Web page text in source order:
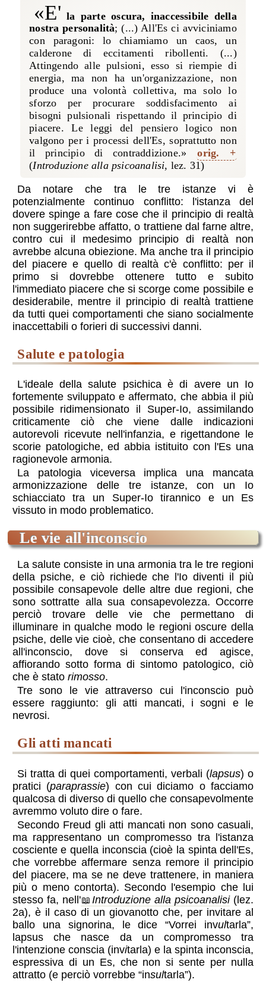
«E' la parte oscura, inaccessibile della
nostra personalità; (...) All'Es ci avviciniamo
con paragoni: lo chiamiamo un caos, un
calderone di eccitamenti ribollenti. (...)
Attingendo alle pulsioni, esso si riempie di
energia, ma non ha un'organizzazione, non
produce una volontà collettiva, ma solo lo
sforzo per procurare soddisfacimento ai
bisogni pulsionali rispettando il principio di
piacere. Le leggi del pensiero logico non
valgono per i processi dell'Es, soprattutto non
il principio di contraddizione.» orig.
(Introduzione alla psicoanalisi, lez. 31)
Da notare che tra le tre istanze vi è
potenzialmente continuo conflitto: l'istanza del
dovere spinge a fare cose che il principio di realtà
non suggerirebbe affatto, o trattiene dal farne altre,
contro cui il medesimo principio di realtà non
avrebbe alcuna obiezione. Ma anche tra il principio
del piacere e quello di realtà c'è conflitto: per il
primo si dovrebbe ottenere tutto e subito
l'immediato piacere che si scorge come possibile e
desiderabile, mentre il principio di realtà trattiene
da tutti quei comportamenti che siano socialmente
inaccettabili o forieri di successivi danni.
salute e patologia
L'ideale della salute psichica è di avere un Io
fortemente sviluppato e affermato, che abbia il più
possibile ridimensionato il Super-Io, assimilando
criticamente ciò che viene dalle indicazioni
autorevoli ricevute nell'infanzia, e rigettandone le
scorie patologiche, ed abbia istituito con l'Es una
ragionevole armonia.
La patologia viceversa implica una mancata
armonizzazione delle tre istanze, con un Io
schiacciato tra un Super-Io tirannico e un Es
vissuto in modo problematico.
le vie all'inconscio
La salute consiste in una armonia tra le tre regioni
della psiche, e ciò richiede che l'Io diventi il più
possibile consapevole delle altre due regioni, che
sono sottratte alla sua consapevolezza. Occorre
perciò trovare delle vie che permettano di
illuminare in qualche modo le regioni oscure della
psiche, delle vie cioè, che consentano di accedere
all'inconscio, dove si conserva ed agisce,
affiorando sotto forma di sintomo patologico, ciò
che è stato rimosso.
Tre sono le vie attraverso cui l'inconscio può
essere raggiunto: gli atti mancati, i sogni e le
nevrosi.
gli atti mancati
Si tratta di quei comportamenti, verbali (lapsus) o
pratici (paraprassie) con cui diciamo o facciamo
qualcosa di diverso di quello che consapevolmente
avremmo voluto dire o fare.
Secondo Freud gli atti mancati non sono casuali,
ma rappresentano un compromesso tra l'istanza
cosciente e quella inconscia (cioè la spinta dell'Es,
che vorrebbe affermare senza remore il principio
del piacere, ma se ne deve trattenere, in maniera
più o meno contorta). Secondo l'esempio che lui
stesso fa, nell'
Introduzione alla psicoanalisi(lez.
2a), è il caso di un giovanotto che, per invitare al
ballo una signorina, le dice “Vorrei invultarla”,
lapsus che nasce da un compromesso tra
l'intenzione conscia (invitarla) e la spinta inconscia,
espressiva di un Es, che non si sente per nulla
attratto (e perciò vorrebbe “insultarla”).